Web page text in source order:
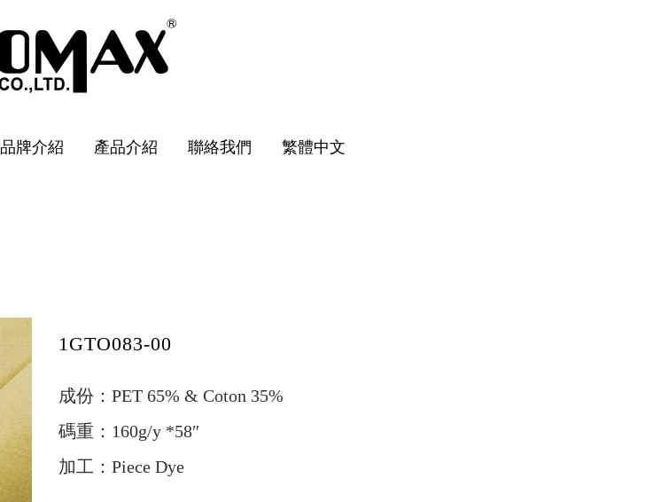
品牌介紹 產品介紹 聯絡我們 繁體中文
1GTO083-00
成份： PET 65% & Coton 35%
碼重：160g/y *58″
加工：Piece Dye